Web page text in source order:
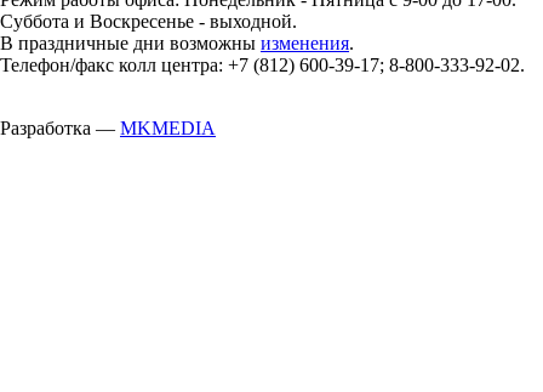
Суббота и Воскресенье - выходной.
В праздничные дни возможны изменения.
Телефон/факс колл центра: +7 (812) 600-39-17; 8-800-333-92-02.
Разработка — MKMEDIA